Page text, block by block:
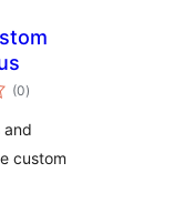
(0notes
en
)
and
custom